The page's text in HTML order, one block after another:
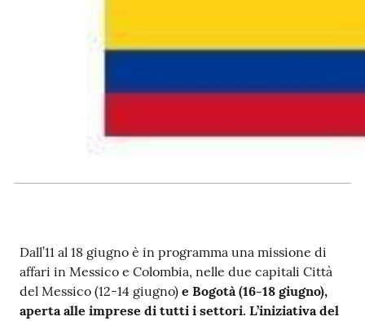
Dall’11 al 18 giugno è in programma una missione di
affari in Messico e Colombia, nelle due capitali Città
del Messico (12-14 giugno) e Bogotà (16-18 giugno),
aperta alle imprese di tutti i settori. L’iniziativa del